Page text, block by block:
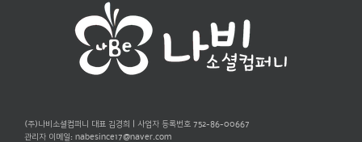
(주)나비소셜컴퍼니 대표 김경희 | 사업자 등록번호 752-86-00667
관리자 이메일: nabesince17@naver.com